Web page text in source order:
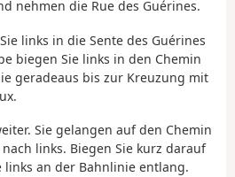
nehmen die Rue des Guérines.
links in die Sente des Guérines
biegen Sie links in den Chemin
geradeaus bis zur Kreuzung mit
Sie gelangen auf den Chemin
links. Biegen Sie kurz darauf
links an der Bahnlinie entlang.